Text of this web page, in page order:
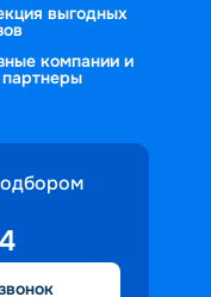
выгодных
компании и